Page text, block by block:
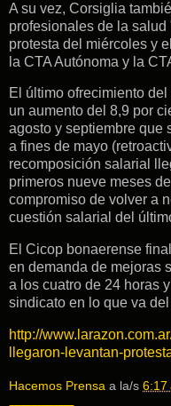
A su vez, Corsiglia
profesionales de la
protesta del miércoles y
la CTA Autónoma y la
El último ofrecimiento
un aumento del 8,9 por
agosto y septiembre que
a fines de mayo
recomposición salarial
primeros nueve meses
compromiso de volver a
cuestión salarial del
El Cicop bonaerense
en demanda de mejoras
a los cuatro de 24 horas
sindicato en lo que va
http://
llegaron-levantan-
Hacemos Prensa a la/s 6:17